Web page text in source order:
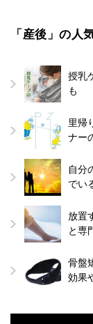
「産後」の人
授乳
も
里帰
ナー
自分
でい
放置
と専
骨盤
効果